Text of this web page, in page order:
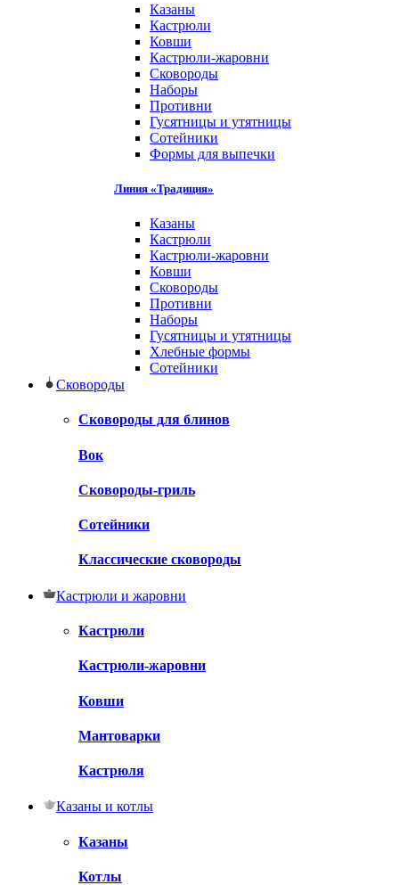
Казаны
Кастрюли
Ковши
Кастрюли-жаровни
Сковороды
Наборы
Противни
Гусятницы и утятницы
Сотейники
Формы для выпечки
Линия «Традиция»
Казаны
Кастрюли
Кастрюли-жаровни
Ковши
Сковороды
Противни
Наборы
Гусятницы и утятницы
Хлебные формы
Сотейники
Сковороды
Сковороды для блинов
Вок
Сковороды-гриль
Сотейники
Классические сковороды
Кастрюли и жаровни
Кастрюли
Кастрюли-жаровни
Ковши
Мантоварки
Кастрюля
Казаны и котлы
Казаны
Котлы